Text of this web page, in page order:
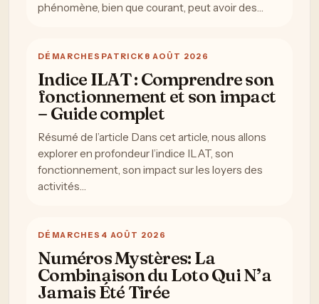
phénomène, bien que courant, peut avoir des…
DÉMARCHES PATRICK 8 AOÛT 2026
Indice ILAT : Comprendre son
fonctionnement et son impact
– Guide complet
Résumé de l’article Dans cet article, nous allons
explorer en profondeur l’indice ILAT, son
fonctionnement, son impact sur les loyers des
activités…
DÉMARCHES 4 AOÛT 2026
Numéros Mystères: La
Combinaison du Loto Qui N’a
Jamais Été Tirée